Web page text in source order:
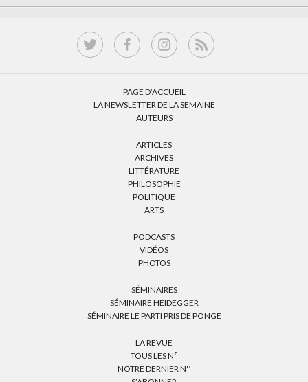
PAGE D’ACCUEIL
LA NEWSLETTER DE LA SEMAINE
AUTEURS
ARTICLES
ARCHIVES
LITTÉRATURE
PHILOSOPHIE
POLITIQUE
ARTS
PODCASTS
VIDÉOS
PHOTOS
SÉMINAIRES
SÉMINAIRE HEIDEGGER
SÉMINAIRE LE PARTI PRIS DE PONGE
LA REVUE
TOUS LES N°
NOTRE DERNIER N°